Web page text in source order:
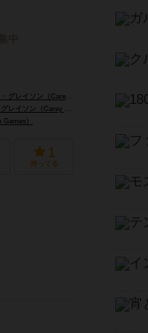
レイソン（Carey Grayson）
リッ
イソン（Carey Grayson）
ハン・ゾ
）
1
持ってる